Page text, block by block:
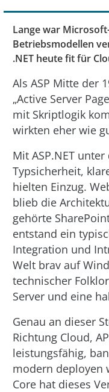
Lange war
Betriebsmodellen
.NET heute fit für
Als ASP Mitte der
„Active Server
mit Skriptlogik
wirkten eher wie
Mit ASP.NET
Typsicherheit,
hielten Einzug.
blieb die
gehörte
entstand ein
Integration und
Welt brav auf
technischer
Server und eine
Genau an dieser
Richtung Cloud,
leistungsfähig,
modern deployen
Core hat dieses